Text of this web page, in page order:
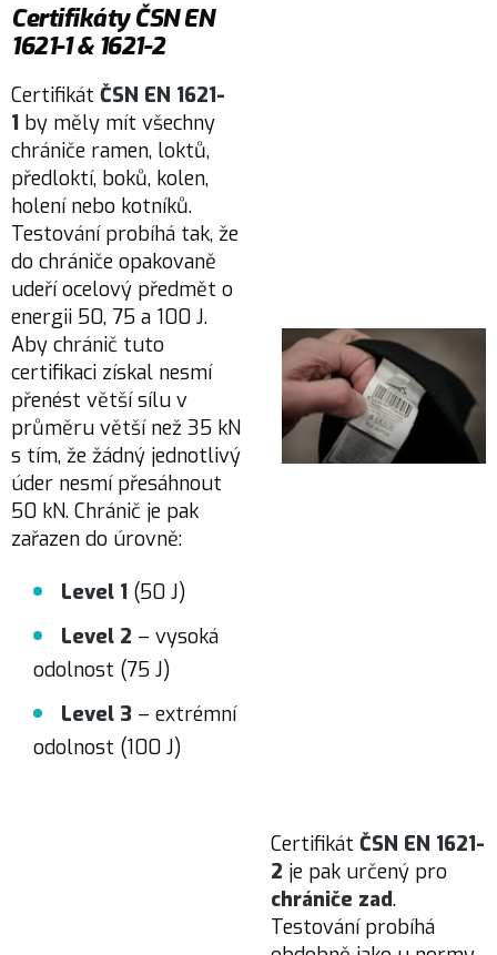
Certifikáty ČSN EN
1621-1 & 1621-2
Certifikát ČSN EN 1621-
1 by měly mít všechny
chrániče ramen, loktů,
předloktí, boků, kolen,
holení nebo kotníků.
Testování probíhá tak, že
do chrániče opakovaně
udeří ocelový předmět o
energii 50, 75 a 100 J.
Aby chránič tuto
certifikaci získal nesmí
přenést větší sílu v
průměru větší než 35 kN
s tím, že žádný jednotlivý
úder nesmí přesáhnout
50 kN. Chránič je pak
zařazen do úrovně:
Level 1 (50 J)
Level 2 – vysoká
odolnost (75 J)
Level 3 – extrémní
odolnost (100 J)
Certifikát ČSN EN 1621-
2 je pak určený pro
chrániče zad.
Testování probíhá